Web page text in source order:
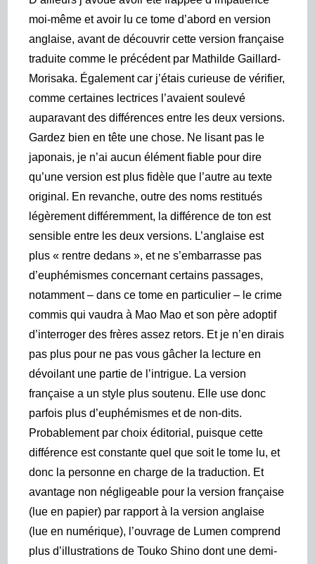
moi-même et avoir lu ce tome d’abord en version
anglaise, avant de découvrir cette version française
traduite comme le précédent par Mathilde Gaillard-
Morisaka. Également car j’étais curieuse de vérifier,
comme certaines lectrices l’avaient soulevé
auparavant des différences entre les deux versions.
Gardez bien en tête une chose. Ne lisant pas le
japonais, je n’ai aucun élément fiable pour dire
qu’une version est plus fidèle que l’autre au texte
original. En revanche, outre des noms restitués
légèrement différemment, la différence de ton est
sensible entre les deux versions. L’anglaise est
plus « rentre dedans », et ne s’embarrasse pas
d’euphémismes concernant certains passages,
notamment – dans ce tome en particulier – le crime
commis qui vaudra à Mao Mao et son père adoptif
d’interroger des frères assez retors. Et je n’en dirais
pas plus pour ne pas vous gâcher la lecture en
dévoilant une partie de l’intrigue. La version
française a un style plus soutenu. Elle use donc
parfois plus d’euphémismes et de non-dits.
Probablement par choix éditorial, puisque cette
différence est constante quel que soit le tome lu, et
donc la personne en charge de la traduction. Et
avantage non négligeable pour la version française
(lue en papier) par rapport à la version anglaise
(lue en numérique), l’ouvrage de Lumen comprend
plus d’illustrations de Touko Shino dont une demi-